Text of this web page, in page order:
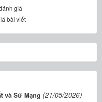
giá
bài viết
và Sứ Mạng (21/05/2026)